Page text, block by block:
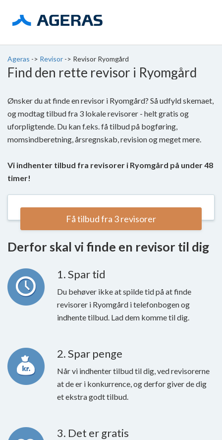
Ageras -> Revisor -> Revisor Ryomgård
Find den rette revisor i Ryomgård
Ønsker du at finde en revisor i Ryomgård? Så udfyld skemaet,
og modtag tilbud fra 3 lokale revisorer - helt gratis og
uforpligtende. Du kan f.eks. få tilbud på bogføring,
momsindberetning, årsregnskab, revision og meget mere.
Vi indhenter tilbud fra revisorer i Ryomgård på under 48
timer!
Få tilbud fra 3 revisorer
Derfor skal vi finde en revisor til dig
1. Spar tid
Du behøver ikke at spilde tid på at finde
revisorer i Ryomgård i telefonbogen og
indhente tilbud. Lad dem komme til dig.
2. Spar penge
Når vi indhenter tilbud til dig, ved revisorerne
at de er i konkurrence, og derfor giver de dig
et ekstra godt tilbud.
3. Det er gratis